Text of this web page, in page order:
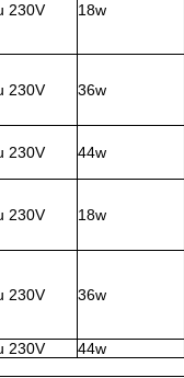
230V 18w
230V 36w
230V 44w
230V 18w
230V 36w
230V 44w